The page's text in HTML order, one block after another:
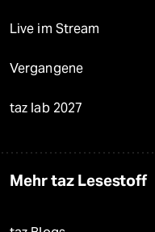
Live im Stream
Vergangene
taz lab 2027
Mehr taz Lesestoff